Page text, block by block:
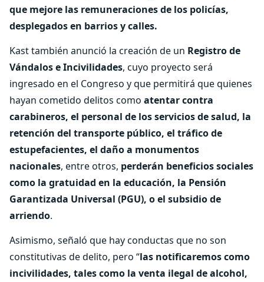
que mejore las remuneraciones de los policías,
desplegados en barrios y calles.
Kast también anunció la creación de un Registro de
Vándalos e Incivilidades, cuyo proyecto será
ingresado en el Congreso y que permitirá que quienes
hayan cometido delitos como atentar contra
carabineros, el personal de los servicios de salud, la
retención del transporte público, el tráfico de
estupefacientes, el daño a monumentos
nacionales, entre otros, perderán beneficios sociales
como la gratuidad en la educación, la Pensión
Garantizada Universal (PGU), o el subsidio de
arriendo.
Asimismo, señaló que hay conductas que no son
constitutivas de delito, pero “las notificaremos como
incivilidades, tales como la venta ilegal de alcohol,